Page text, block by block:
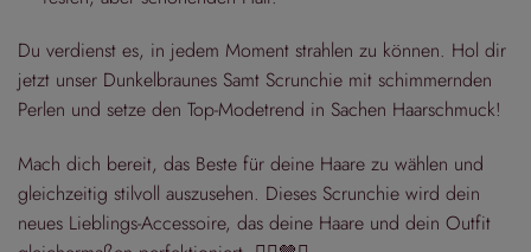
Du verdienst es, in jedem Moment strahlen zu können. Hol dir
jetzt unser Dunkelbraunes Samt Scrunchie mit schimmernden
Perlen und setze den Top-Modetrend in Sachen Haarschmuck!
Mach dich bereit, das Beste für deine Haare zu wählen und
gleichzeitig stilvoll auszusehen. Dieses Scrunchie wird dein
neues Lieblings-Accessoire, das deine Haare und dein Outfit